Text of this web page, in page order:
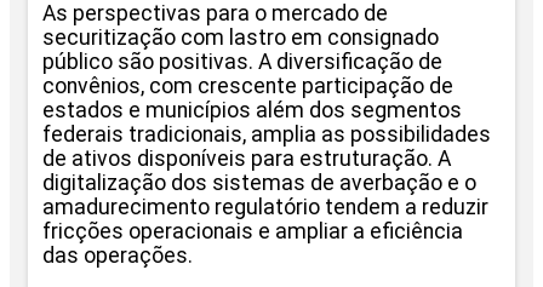
As perspectivas para o mercado de
securitização com lastro em consignado
público são positivas. A diversificação de
convênios, com crescente participação de
estados e municípios além dos segmentos
federais tradicionais, amplia as possibilidades
de ativos disponíveis para estruturação. A
digitalização dos sistemas de averbação e o
amadurecimento regulatório tendem a reduzir
fricções operacionais e ampliar a eficiência
das operações.